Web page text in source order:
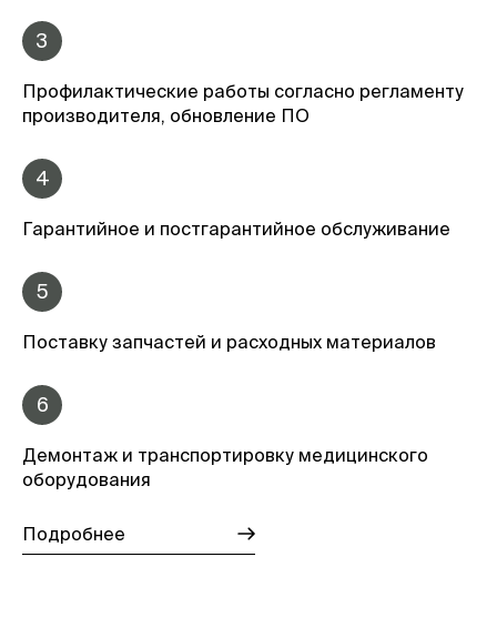
3
Профилактические работы согласно регламенту
производителя, обновление ПО
4
Гарантийное и постгарантийное обслуживание
5
Поставку запчастей и расходных материалов
6
Демонтаж и транспортировку медицинского
оборудования
Подробнее